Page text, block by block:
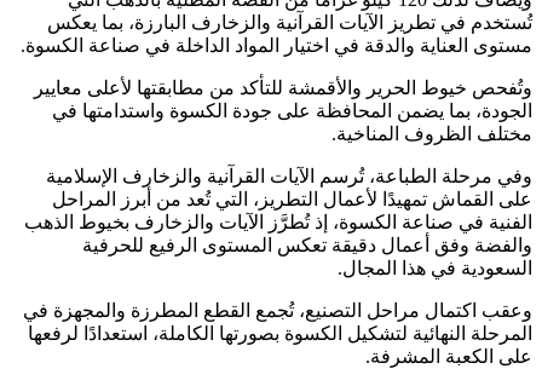
تُستخدم في تطريز الآيات القرآنية والزخارف البارزة، بما يعكس
مستوى العناية والدقة في اختيار المواد الداخلة في صناعة الكسوة.
وتُفحص خيوط الحرير والأقمشة للتأكد من مطابقتها لأعلى معايير
الجودة، بما يضمن المحافظة على جودة الكسوة واستدامتها في
مختلف الظروف المناخية.
وفي مرحلة الطباعة، تُرسم الآيات القرآنية والزخارف الإسلامية
على القماش تمهيدًا لأعمال التطريز، التي تُعد من أبرز المراحل
الفنية في صناعة الكسوة، إذ تُطرَّز الآيات والزخارف بخيوط الذهب
والفضة وفق أعمال دقيقة تعكس المستوى الرفيع للحرفية
السعودية في هذا المجال.
وعقب اكتمال مراحل التصنيع، تُجمع القطع المطرزة والمجهزة في
المرحلة النهائية لتشكيل الكسوة بصورتها الكاملة، استعدادًا لرفعها
على الكعبة المشرفة.